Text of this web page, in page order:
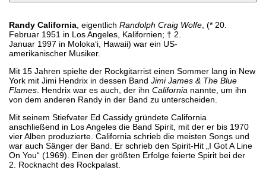
Randy California , eigentlich Randolph Craig Wolfe , (* 20.
Februar 1951 in Los Angeles, Kalifornien; † 2.
Januar 1997 in Molokaʻi, Hawaii) war ein US-
amerikanischer Musiker.
Mit 15 Jahren spielte der Rockgitarrist einen Sommer lang in New
York mit Jimi Hendrix in dessen Band Jimi James & The Blue
Flames . Hendrix war es auch, der ihn California nannte, um ihn
von dem anderen Randy in der Band zu unterscheiden.
Mit seinem Stiefvater Ed Cassidy gründete California
anschließend in Los Angeles die Band Spirit, mit der er bis 1970
vier Alben produzierte. California schrieb die meisten Songs und
war auch Sänger der Band. Er schrieb den Spirit-Hit „I Got A Line
On You“ (1969). Einen der größten Erfolge feierte Spirit bei der
2. Rocknacht des Rockpalast.